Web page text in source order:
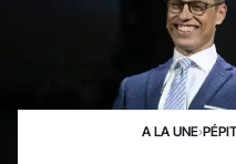
A LA UNE›